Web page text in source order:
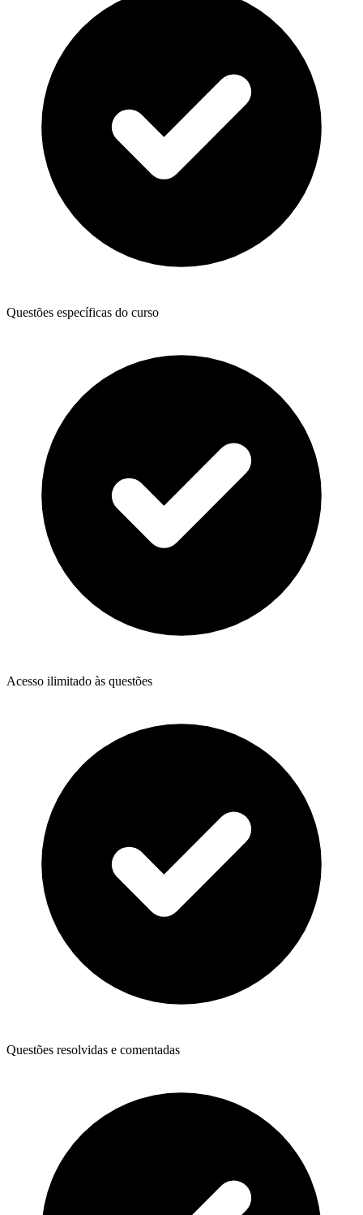
Questões específicas do curso
Acesso ilimitado às questões
Questões resolvidas e comentadas